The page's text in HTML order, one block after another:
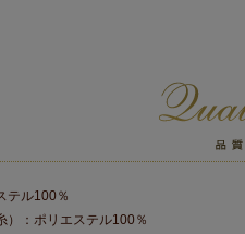
テル100％
）：ポリエステル100％